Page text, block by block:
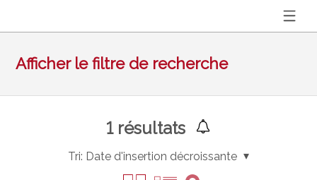
Afficher le filtre de recherche
1résultats
Tri: Date d'insertion décroissante